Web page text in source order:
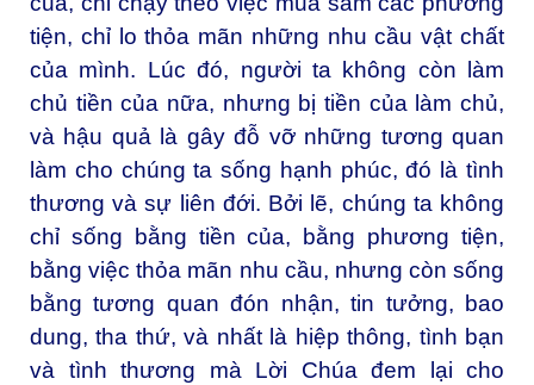
tiện, chỉ lo thỏa mãn những nhu cầu vật chất
của mình. Lúc đó, người ta không còn làm
chủ tiền của nữa, nhưng bị tiền của làm chủ,
và hậu quả là gây đỗ vỡ những tương quan
làm cho chúng ta sống hạnh phúc, đó là tình
thương và sự liên đới. Bởi lẽ, chúng ta không
chỉ sống bằng tiền của, bằng phương tiện,
bằng việc thỏa mãn nhu cầu, nhưng còn sống
bằng tương quan đón nhận, tin tưởng, bao
dung, tha thứ, và nhất là hiệp thông, tình bạn
và tình thương mà Lời Chúa đem lại cho